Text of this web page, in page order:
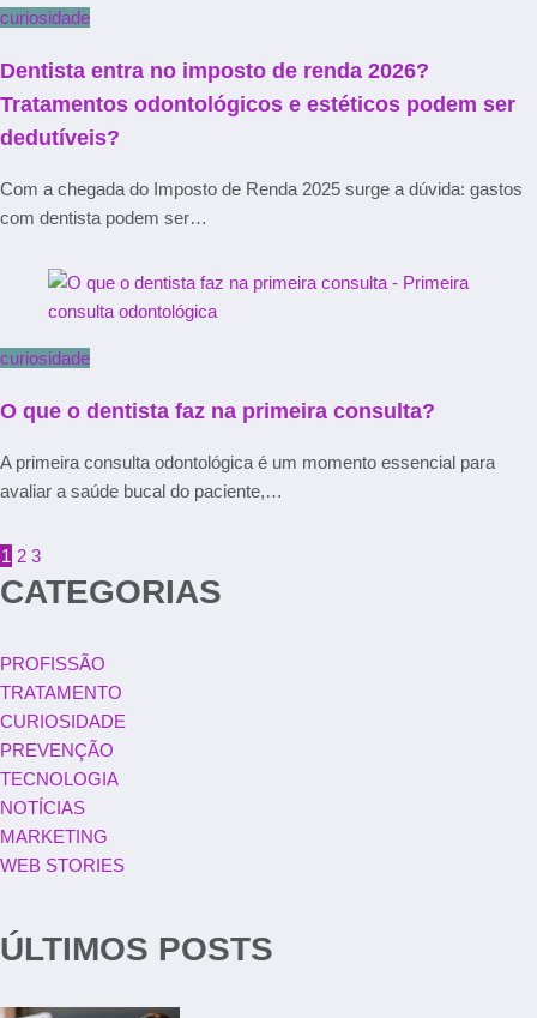
curiosidade
Dentista entra no imposto de renda 2026?
Tratamentos odontológicos e estéticos podem ser
dedutíveis?
Com a chegada do Imposto de Renda 2025 surge a dúvida: gastos
com dentista podem ser…
curiosidade
O que o dentista faz na primeira consulta?
A primeira consulta odontológica é um momento essencial para
avaliar a saúde bucal do paciente,…
1 2 3
CATEGORIAS
PROFISSÃO
TRATAMENTO
CURIOSIDADE
PREVENÇÃO
TECNOLOGIA
NOTÍCIAS
MARKETING
WEB STORIES
ÚLTIMOS POSTS